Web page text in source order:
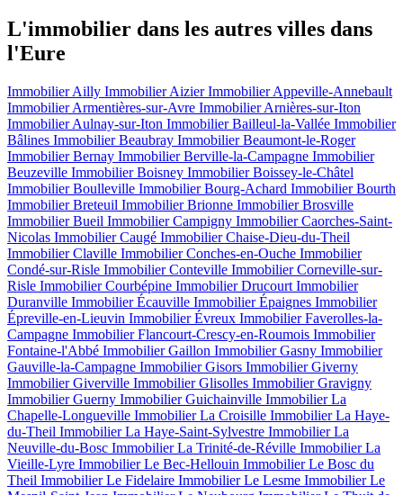
L'immobilier dans les autres villes dans
l'Eure
Immobilier Ailly Immobilier AizierImmobilier Appeville-Annebault
Immobilier Armentières-sur-Avre Immobilier Arnières-sur-Iton
Immobilier Aulnay-sur-Iton Immobilier Bailleul-la-Vallée Immobilier
Bâlines Immobilier Beaubray Immobilier Beaumont-le-Roger
Immobilier Bernay Immobilier Berville-la-Campagne Immobilier
Beuzeville Immobilier Boisney Immobilier Boissey-le-Châtel
Immobilier Boulleville Immobilier Bourg-Achard Immobilier Bourth
Immobilier Breteuil Immobilier Brionne Immobilier Brosville
Immobilier Bueil Immobilier Campigny Immobilier Caorches-Saint-
Nicolas Immobilier Caugé Immobilier Chaise-Dieu-du-Theil
Immobilier Claville Immobilier Conches-en-Ouche Immobilier
Condé-sur-Risle Immobilier Conteville Immobilier Corneville-sur-
Risle Immobilier Courbépine Immobilier Drucourt Immobilier
Duranville Immobilier Écauville Immobilier Épaignes Immobilier
Épreville-en-Lieuvin Immobilier Évreux Immobilier Faverolles-la-
Campagne Immobilier Flancourt-Crescy-en-Roumois Immobilier
Fontaine-l'Abbé Immobilier Gaillon Immobilier Gasny Immobilier
Gauville-la-Campagne Immobilier Gisors Immobilier Giverny
Immobilier Giverville Immobilier Glisolles Immobilier Gravigny
Immobilier Guerny Immobilier Guichainville Immobilier La
Chapelle-Longueville Immobilier La Croisille Immobilier La Haye-
du-Theil Immobilier La Haye-Saint-Sylvestre Immobilier La
Neuville-du-Bosc Immobilier La Trinité-de-Réville Immobilier La
Vieille-Lyre Immobilier Le Bec-Hellouin Immobilier Le Bosc du
Theil Immobilier Le Fidelaire Immobilier Le Lesme Immobilier Le